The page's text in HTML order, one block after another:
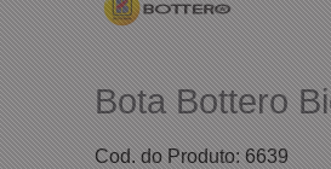
Bota Bottero
Cod. do Produto: 6639